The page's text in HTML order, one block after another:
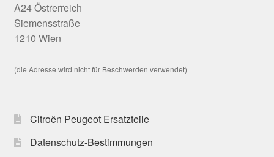
A24 Östrerreich
Siemensstraße
1210 Wien
(die Adresse wird nicht für Beschwerden verwendet)
Citroën Peugeot Ersatzteile
Datenschutz-Bestimmungen